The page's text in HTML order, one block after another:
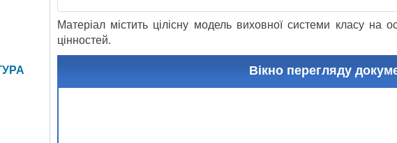
Матеріал містить цілісну модель виховної системи класу на
цінностей.
Вікно перегляду